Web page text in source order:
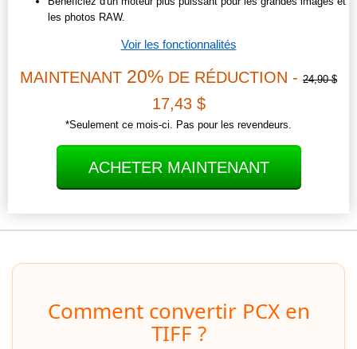
les photos RAW.
Voir les fonctionnalités
MAINTENANT 20% DE RÉDUCTION - 24,90 $
17,43 $
*Seulement ce mois-ci. Pas pour les revendeurs.
ACHETER MAINTENANT
Comment convertir PCX en
TIFF ?